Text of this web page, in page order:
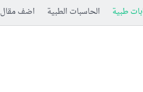
طبية الحاسبات الطبية اضف مقال